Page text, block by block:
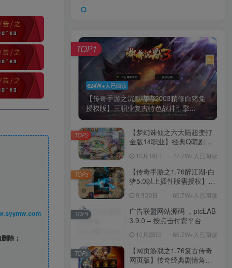
丨 www.syymw.com
除；
624W+人已阅读
【传奇手游之沉默嘟嘟2003精修白猪免
授权版】三职业复古特色战神引擎...
TOP1
【梦幻诛仙之六大陆超变打
金版14职业】经典Q萌剧情
Linux服务端源码视频架设教
程-新版多功能GM网页后台
工具-安卓苹果IOS双端版
本！
10月19日 77.7W+人已阅读
TOP2
【传奇手游之1.76醉江湖-白
猪5.0以上插件版需授权】三
手游-Win服务端源码视频架
设教程-新版GM多功能网页
授权物品后台-九层妖塔-法宠
系统-历练殿堂-尸家重地-GM
直冲网页后台-安卓苹果IOS
双端版本！
9月20日 66.7W+人已阅读
TOP3
广告联盟网站源码 ，ptcLAB
3.9.0 – 按点击付费平台
10月28日 66.7W+人已阅读
TOP4
【网页游戏之1.76复古传奇
网页版】传奇经典剧情角色
TOP5